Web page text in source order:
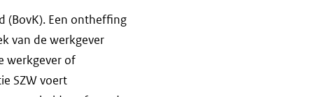
(BovK). Een ontheffing
van de werkgever
werkgever of
SZW voert